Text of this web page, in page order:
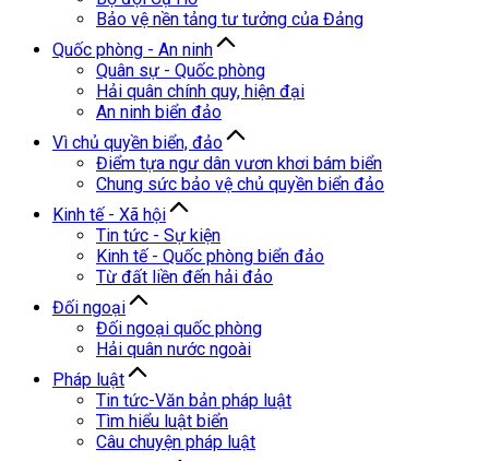
Bảo vệ nền tảng tư tưởng của Đảng
Quốc phòng - An ninh
Quân sự - Quốc phòng
Hải quân chính quy, hiện đại
An ninh biển đảo
Vì chủ quyền biển, đảo
Điểm tựa ngư dân vươn khơi bám biển
Chung sức bảo vệ chủ quyền biển đảo
Kinh tế - Xã hội
Tin tức - Sự kiện
Kinh tế - Quốc phòng biển đảo
Từ đất liền đến hải đảo
Đối ngoại
Đối ngoại quốc phòng
Hải quân nước ngoài
Pháp luật
Tin tức-Văn bản pháp luật
Tìm hiểu luật biển
Câu chuyện pháp luật